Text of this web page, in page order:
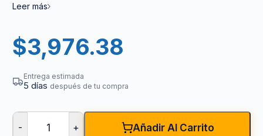
Leer más
$3,976.38
Entrega estimada
5 días después de tu compra
- + Añadir Al Carrito